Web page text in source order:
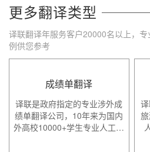
更多翻译类型
译联翻译年服务客户20000名以上，
例供您参考
成绩单翻译
译联是政府指定的专业涉外成
绩单翻译公司，10年来为国内
外高校10000+学生专业人工…